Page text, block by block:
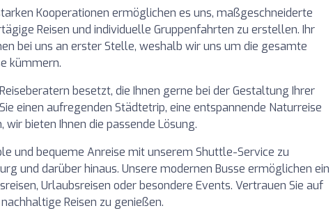
Kooperationen ermöglichen es uns, maßgeschneiderte
Reisen und individuelle Gruppenfahrten zu erstellen. Ihr
bei uns an erster Stelle, weshalb wir uns um die gesamte
kümmern.
besetzt, die Ihnen gerne bei der Gestaltung Ihrer
einen aufregenden Städtetrip, eine entspannende Naturreise
bieten Ihnen die passende Lösung.
und bequeme Anreise mit unserem Shuttle-Service zu
und darüber hinaus. Unsere modernen Busse ermöglichen ein
Urlaubsreisen oder besondere Events. Vertrauen Sie auf
Reisen zu genießen.